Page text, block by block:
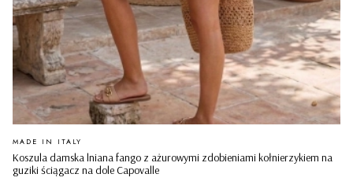
Koszula damska lniana fango z ażurowymi zdobieniami kołnierzykiem na
guziki ściągacz na dole Capovalle
PRODUCENT
MADE IN ITALY